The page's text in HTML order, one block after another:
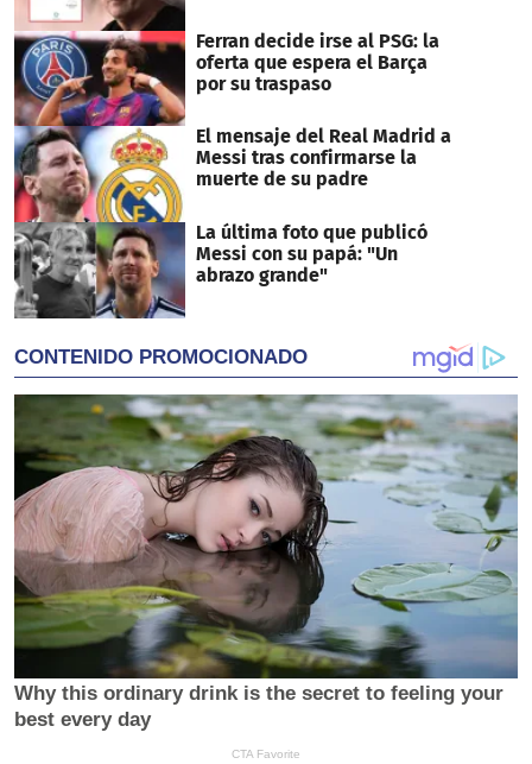
Ferran decide irse al PSG: la
oferta que espera el Barça
por su traspaso
El mensaje del Real Madrid a
Messi tras confirmarse la
muerte de su padre
La última foto que publicó
Messi con su papá: "Un
abrazo grande"